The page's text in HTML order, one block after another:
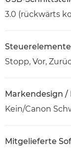
3.0 (rückwärts
Stopp, Vor,
Markendesign /
Kein/Canon
Mitgelieferte